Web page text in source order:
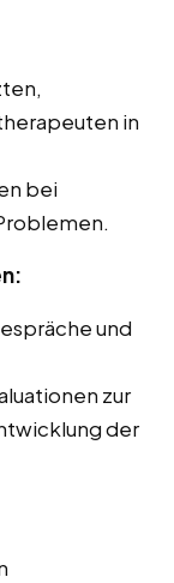
in
bei
und
zur
der